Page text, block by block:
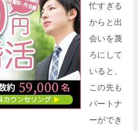
忙すぎる
からと出
会いを蔑
ろにして
いると、
この先も
パートナ
ーができ